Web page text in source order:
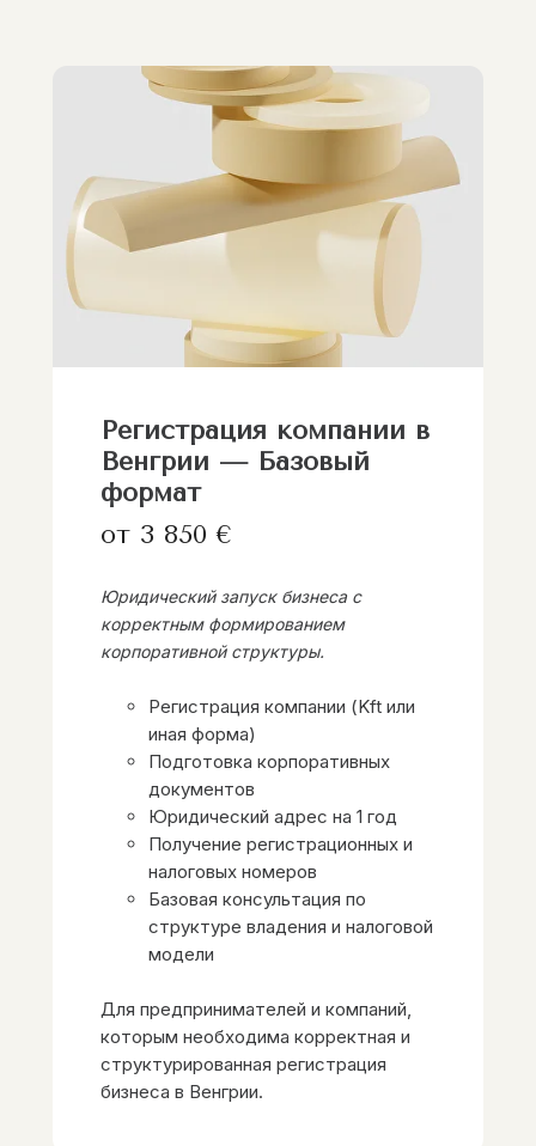
Регистрация компании в
Венгрии — Базовый
формат
от 3 850 €
Юридический запуск бизнеса с
корректным формированием
корпоративной структуры.
Регистрация компании (Kft или
иная форма)
Подготовка корпоративных
документов
Юридический адрес на 1 год
Получение регистрационных и
налоговых номеров
Базовая консультация по
структуре владения и налоговой
модели
Для предпринимателей и компаний,
которым необходима корректная и
структурированная регистрация
бизнеса в Венгрии.